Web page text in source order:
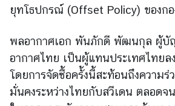
ศ
น
โ
บ
ยุทโธปกรณ์ (Offset Policy) ของก
พลอากาศเอก พันภักดี พัฒนกุล ผู้บั
อากาศไทย เป็นผู้แทนประเทศไทย
โดยการจัดซื้อครั้งนี้สะท้อนถึงความร่
มั่นคงระหว่างไทยกับสวีเดน ตลอดจ